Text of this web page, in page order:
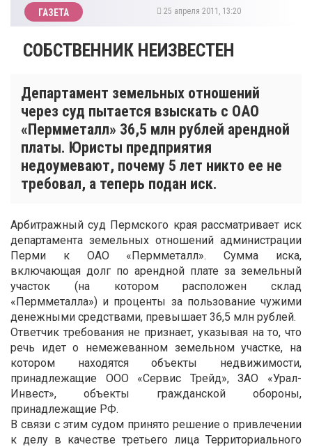
ГАЗЕТА 25 апреля 2011, 13:20
СОБСТВЕННИК НЕИЗВЕСТЕН
Департамент земельных отношений
через суд пытается взыскать с ОАО
«Пермметалл» 36,5 млн рублей арендной
платы. Юристы предприятия
недоумевают, почему 5 лет никто ее не
требовал, а теперь подан иск.
Арбитражный суд Пермского края рассматривает иск
департамента земельных отношений администрации
Перми к ОАО «Пермметалл». Сумма иска,
включающая долг по арендной плате за земельный
участок (на котором расположен склад
«Пермметалла») и проценты за пользование чужими
денежными средствами, превышает 36,5 млн рублей.
Ответчик требования не признает, указывая на то, что
речь идет о немежеванном земельном участке, на
котором находятся объекты недвижимости,
принадлежащие ООО «Сервис Трейд», ЗАО «Урал-
Инвест», объекты гражданской обороны,
принадлежащие РФ.
В связи с этим судом принято решение о привлечении
к делу в качестве третьего лица Территориального